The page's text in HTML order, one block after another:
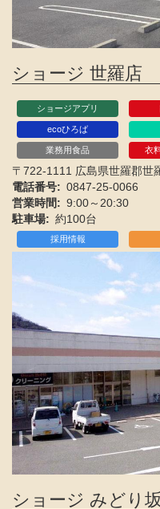
ショージ 世羅店
ショージアプリ
ecoひろば
業務用食品 衣
〒722-1111 広島県世羅郡世
電話番号
0847-25-0066
営業時間
9:00～20:30
駐車場
約100台
採用情報
ショージ みどり